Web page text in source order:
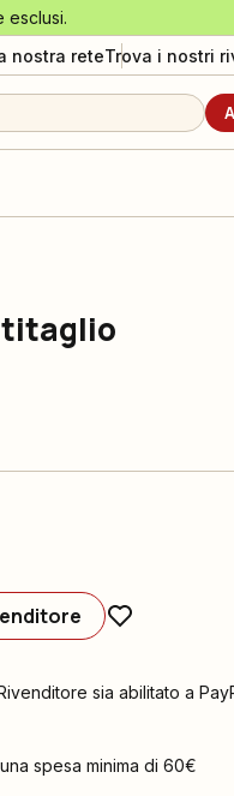
esclusi.
nostra reteTrova i nostri
sia abilitato a
spesa minima di 60€